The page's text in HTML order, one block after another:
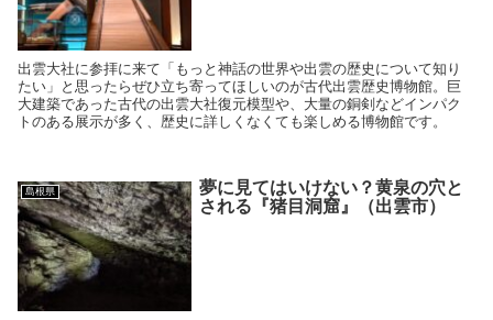
出雲大社に参拝に来て「もっと神話の世界や出雲の歴史について知り
たい」と思ったらぜひ立ち寄ってほしいのが古代出雲歴史博物館。巨
大建築であった古代の出雲大社復元模型や、大量の銅剣などインパク
トのある展示が多く、歴史に詳しくなくても楽しめる博物館です。
島根県
夢に見てはいけない？黄泉の穴と
される『猪目洞窟』（出雲市）